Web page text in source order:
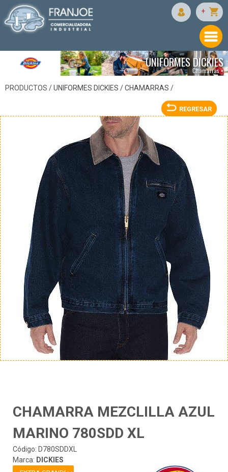
+
UNIFORMES DICKIES
Chamarras •
PRODUCTOS /UNIFORMES DICKIES /CHAMARRAS /
REGRESAR
CHAMARRA MEZCLILLA AZUL
MARINO 780SDD XL
Código: D780SDDXL
Marca: DICKIES